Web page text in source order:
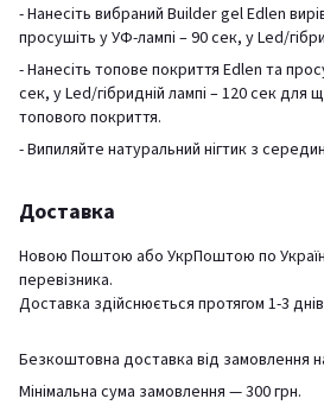
- Нанесіть вибраний Builder gel Edlen
просушіть у УФ-лампі – 90 сек, у Led/
- Нанесіть топове покриття Edlen та
сек, у Led/гібридній лампі – 120 сек для
топового покриття.
- Випиляйте натуральний нігтик з
Доставка
Новою Поштою або УкрПоштою по
перевізника.
Доставка здійснюється протягом 1-3
Безкоштовна доставка від замовлення
Мінімальна сума замовлення — 300 грн.